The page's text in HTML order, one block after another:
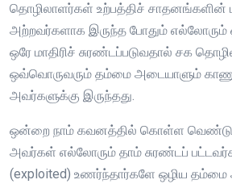
தொழிலாளர்கள் உற்பத்திச் சாதனங்களின்
அற்றவர்களாக இருந்த போதும் எல்லோரும்
ஒரே மாதிரிச் சுரண்டப்படுவதால் சக
ஒவ்வொருவரும் தம்மை அடையாளும்
அவர்களுக்கு இருந்தது.
ஒன்றை நாம் கவனத்தில் கொள்ள
அவர்கள் எல்லோரும் தாம் சுரண்டப்
(exploited) உணர்ந்தார்களே ஒழிய